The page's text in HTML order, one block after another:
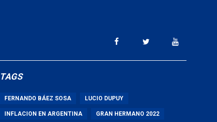
TAGS
FERNANDO BÁEZ SOSA LUCIO DUPUY
INFLACION EN ARGENTINA GRAN HERMANO 2022